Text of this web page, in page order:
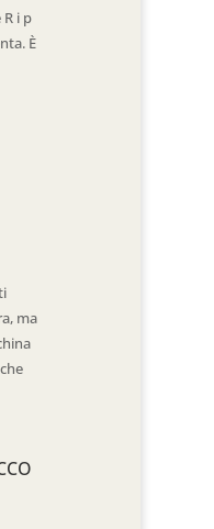
i p
È
ma